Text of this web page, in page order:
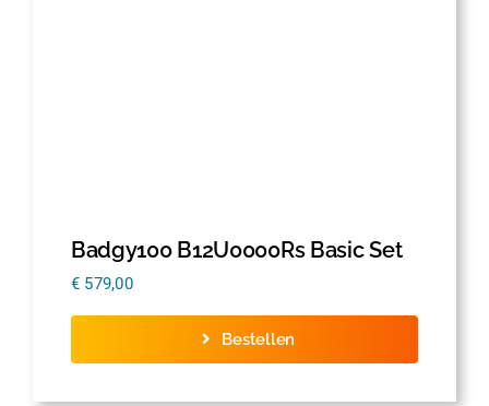
Badgy100 B12U0000Rs Basic Set
€ 579,00
Bestellen